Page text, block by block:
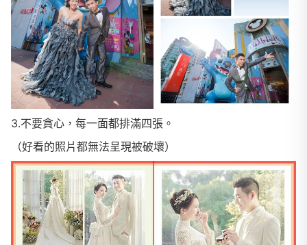
3.不要貪心，每一面都排滿四張。
（好看的照片都無法呈現被破壞）